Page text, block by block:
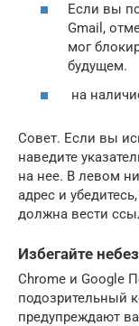
Если вы
Gmail,
мог
будущем.
на
Совет. Если вы
наведите
на нее. В левом
адрес и
должна вести
Избегайте
Chrome и Google
подозрительный
предупреждают